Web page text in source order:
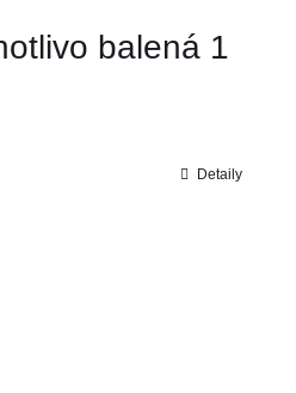
balená 1
Detaily